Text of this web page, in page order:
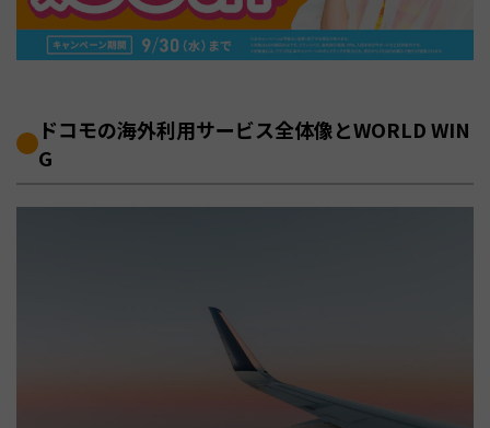
ドコモの海外利用サービス全体像とWORLD WIN
G